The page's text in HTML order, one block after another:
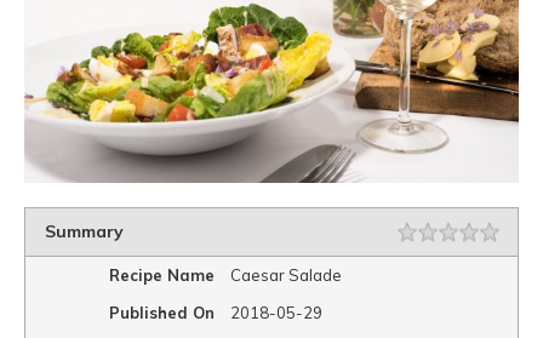
Summary Rating
Recipe Name
Caesar Salade
Published On
2018-05-29